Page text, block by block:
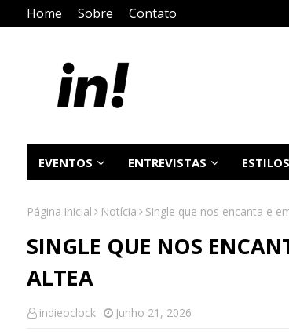
Home Sobre Contato
EVENTOS ENTREVISTAS ESTILOS
Página inicial Notícia Single que nos encanta e
SINGLE QUE NOS
ALTEA
indieoclock Junho 21, 2026